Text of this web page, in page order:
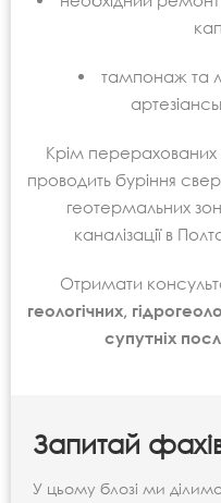
тампонаж та
Крім перерахованих
проводить буріння
геотермальних
каналізації в
Отримати
геологічних,
супутніх
Запитай
У цьому блозі ми